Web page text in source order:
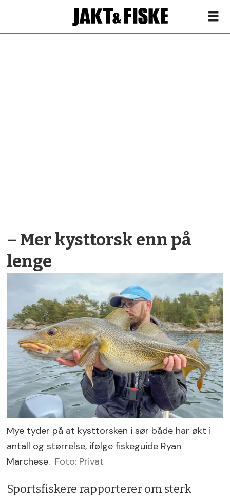
– Mer kysttorsk enn på
lenge
Mye tyder på at kysttorsken i sør både har økt i
antall og størrelse, ifølge fiskeguide Ryan
Marchese. Foto: Privat
Sportsfiskere rapporterer om sterk